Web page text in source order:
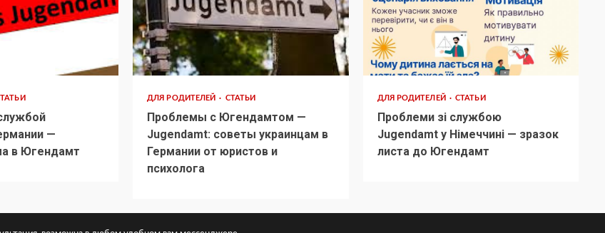
—
в Югендамт
ДЛЯ РОДИТЕЛЕЙ СТАТЬИ
Проблемы с Югендамтом —
Jugendamt: советы украинцам в
Германии от юристов и
психолога
ДЛЯ РОДИТЕЛЕЙ СТАТЬИ
Проблеми зі службою
Jugendamt у Німеччині — зразок
листа до Югендамт